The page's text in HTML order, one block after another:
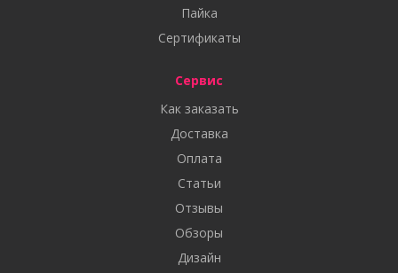
Пайка
Сертификаты
Сервис
Как заказать
Доставка
Оплата
Статьи
Отзывы
Обзоры
Дизайн